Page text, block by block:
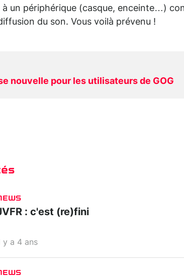
un périphérique (casque, enceinte…)
du son. Vous voilà prévenu !
nouvelle pour les utilisateurs de GOG
: c'est (re)fini
Il y a 4 ans